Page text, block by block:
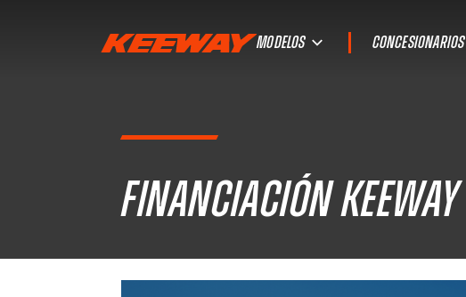
MODELOS CONCESIONARIOS
Financiación Keeway